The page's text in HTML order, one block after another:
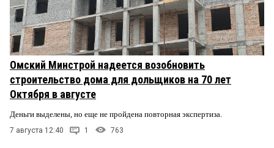
Омский Минстрой надеется возобновить
строительство дома для дольщиков на 70 лет
Октября в августе
Деньги выделены, но еще не пройдена повторная экспертиза.
7 августа 12:40 1 763